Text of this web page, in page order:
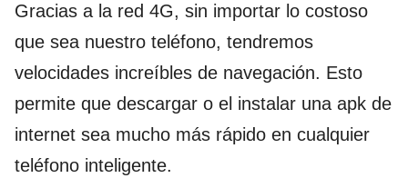
Gracias a la red 4G, sin importar lo costoso
que sea nuestro teléfono, tendremos
velocidades increíbles de navegación. Esto
permite que descargar o el instalar una apk de
internet sea mucho más rápido en cualquier
teléfono inteligente.